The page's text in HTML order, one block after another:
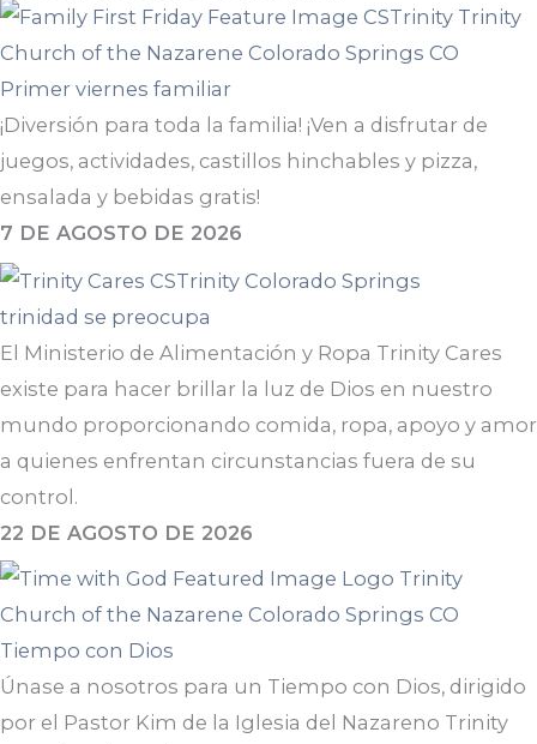
Primer viernes familiar
¡Diversión para toda la familia! ¡Ven a disfrutar de
juegos, actividades, castillos hinchables y pizza,
ensalada y bebidas gratis!
7 DE AGOSTO DE 2026
trinidad se preocupa
El Ministerio de Alimentación y Ropa Trinity Cares
existe para hacer brillar la luz de Dios en nuestro
mundo proporcionando comida, ropa, apoyo y amor
a quienes enfrentan circunstancias fuera de su
control.
22 DE AGOSTO DE 2026
Tiempo con Dios
Únase a nosotros para un Tiempo con Dios, dirigido
por el Pastor Kim de la Iglesia del Nazareno Trinity